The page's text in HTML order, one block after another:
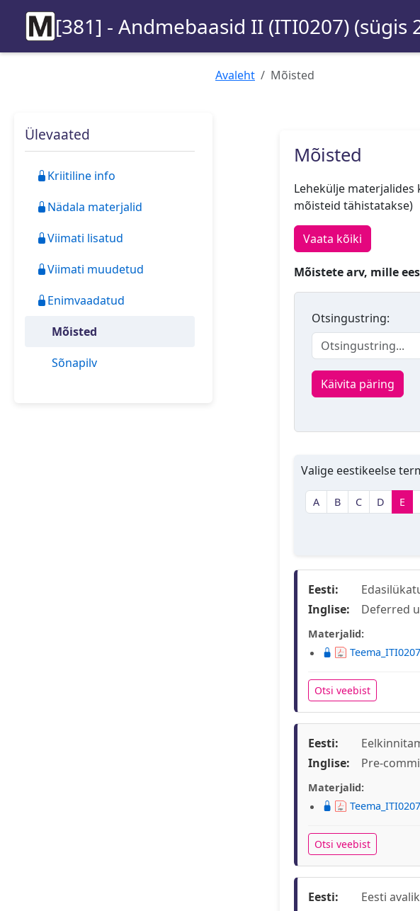
[381] - Andmebaasid II (ITI0207) (sügis
Avaleht Mõisted
Ülevaated
Kriitiline info
Nädala materjalid
Viimati lisatud
Viimati muudetud
Enimvaadatud
Mõisted
Sõnapilv
Mõisted
Lehekülje materjalides
mõisteid tähistatakse)
Vaata kõiki
Mõistete arv, mille
Otsingustring:
Käivita päring
Valige eestikeelse
A B C D E
Eesti:
Inglise:
Deferred
Materjalid:
Otsi veebist
Eesti:
Inglise:
Pre-
Materjalid:
Otsi veebist
Eesti:
Eesti